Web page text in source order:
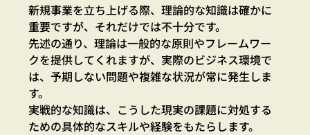
新規事業を立ち上げる際、理論的な知識は確かに
重要ですが、それだけでは不十分です。
先述の通り、理論は一般的な原則やフレームワー
クを提供してくれますが、実際のビジネス環境で
は、予期しない問題や複雑な状況が常に発生しま
す。
実戦的な知識は、こうした現実の課題に対処する
ための具体的なスキルや経験をもたらします。